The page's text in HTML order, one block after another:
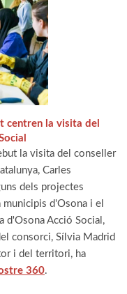
centren la visita del
la visita del conseller
Carles
dels projectes
d'Osona i el
d'Osona Acció Social,
consorci, Sílvia Madrid
i del territori, ha
360.